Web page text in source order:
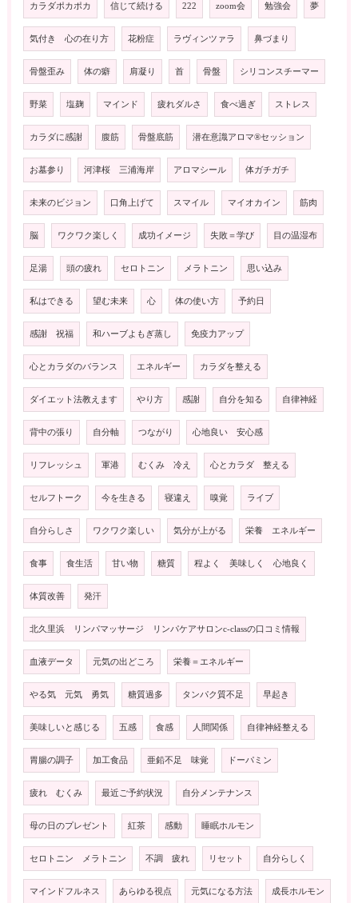
カラダポカポカ 信じて続ける 222 zoom会 勉強会 夢
気付き 心の在り方 花粉症 ラヴィンツァラ 鼻づまり
骨盤歪み 体の癖 肩凝り 首 骨盤 シリコンスチーマー
野菜 塩麹 マインド 疲れダルさ 食べ過ぎ ストレス
カラダに感謝 腹筋 骨盤底筋 潜在意識アロマ®️セッション
お墓参り 河津桜 三浦海岸 アロマシール 体ガチガチ
未来のビジョン 口角上げて スマイル マイオカイン 筋肉
脳 ワクワク楽しく 成功イメージ 失敗＝学び 目の温湿布
足湯 頭の疲れ セロトニン メラトニン 思い込み
私はできる 望む未来 心 体の使い方 予約日
感謝 祝福 和ハーブよもぎ蒸し 免疫力アップ
心とカラダのバランス エネルギー カラダを整える
ダイエット法教えます やり方 感謝 自分を知る 自律神経
背中の張り 自分軸 つながり 心地良い 安心感
リフレッシュ 軍港 むくみ 冷え 心とカラダ 整える
セルフトーク 今を生きる 寝違え 嗅覚 ライブ
自分らしさ ワクワク楽しい 気分が上がる 栄養 エネルギー
食事 食生活 甘い物 糖質 程よく 美味しく 心地良く
体質改善 発汗
北久里浜 リンパマッサージ リンパケアサロンc-classの口コミ情報
血液データ 元気の出どころ 栄養＝エネルギー
やる気 元気 勇気 糖質過多 タンパク質不足 早起き
美味しいと感じる 五感 食感 人間関係 自律神経整える
胃腸の調子 加工食品 亜鉛不足 味覚 ドーパミン
疲れ むくみ 最近ご予約状況 自分メンテナンス
母の日のプレゼント 紅茶 感動 睡眠ホルモン
セロトニン メラトニン 不調 疲れ リセット 自分らしく
マインドフルネス あらゆる視点 元気になる方法 成長ホルモン